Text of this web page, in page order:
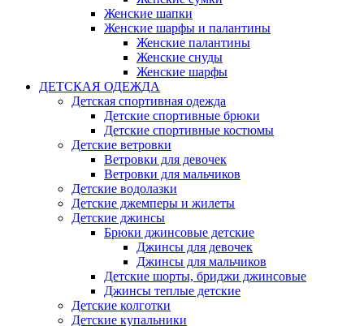
Женские шапки
Женские шарфы и палантины
Женские палантины
Женские снуды
Женские шарфы
ДЕТСКАЯ ОДЕЖДА
Детская спортивная одежда
Детские спортивные брюки
Детские спортивные костюмы
Детские ветровки
Ветровки для девочек
Ветровки для мальчиков
Детские водолазки
Детские джемперы и жилеты
Детские джинсы
Брюки джинсовые детские
Джинсы для девочек
Джинсы для мальчиков
Детские шорты, бриджи джинсовые
Джинсы теплые детские
Детские колготки
Детские купальники